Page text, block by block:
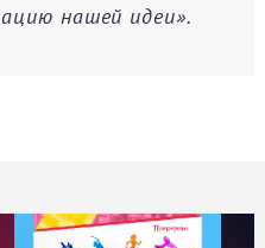
нашей идеи».